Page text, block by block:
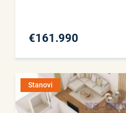
€161.990
Stanovi